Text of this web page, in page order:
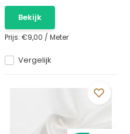
Vergelijk
Bekijk
Prijs: €9,00 / Meter